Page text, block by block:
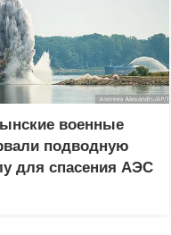
военные
подводную
для спасения АЭС